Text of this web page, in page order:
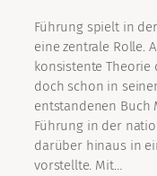
Führung spielt in
eine zentrale Rolle.
konsistente Theorie
doch schon in
entstandenen Buch
Führung in der
darüber hinaus in
vorstellte. Mit…